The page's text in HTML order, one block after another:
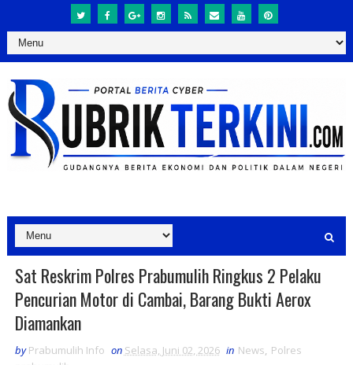
Sat Reskrim Polres Prabumulih Ringkus 2 Pelaku
Pencurian Motor di Cambai, Barang Bukti Aerox
Diamankan
by Prabumulih Info on Selasa, Juni 02, 2026 in News, Polres